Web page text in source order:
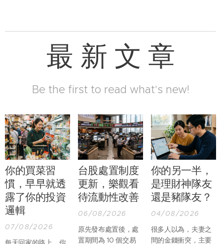
最 新 文 章
Be the first to read what's new!
你的買菜習
慣，早早就透
露了你的投資
邏輯
07/08/2026
台股處置制度
更新，樂觀看
待流動性改善
06/08/2026
原先發布處置後，處
置期間為 10 個交易
你的另一半，
是理財神隊友
還是豬隊友？
04/08/2026
很多人以為，夫妻之
間的金錢衝突，主要